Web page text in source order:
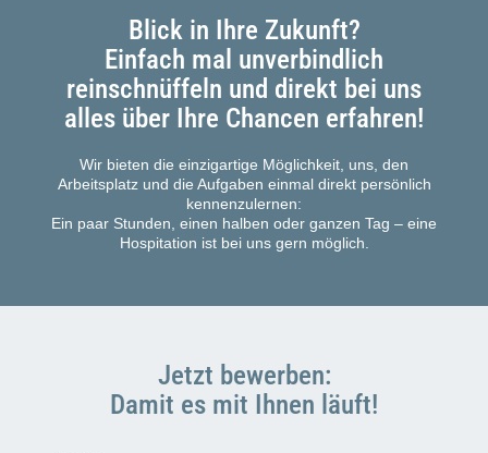
Blick in Ihre Zukunft?
Einfach mal unverbindlich
reinschnüffeln und direkt bei uns
alles über Ihre Chancen erfahren!
Wir bieten die einzigartige Möglichkeit, uns, den
Arbeitsplatz und die Aufgaben einmal direkt persönlich
kennenzulernen:
Ein paar Stunden, einen halben oder ganzen Tag – eine
Hospitation ist bei uns gern möglich.
Jetzt bewerben:
Damit es mit Ihnen läuft!